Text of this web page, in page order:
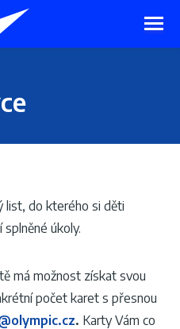
list, do kterého si děti
úkoly.
má možnost získat svou
počet karet s přesnou
. Karty Vám co